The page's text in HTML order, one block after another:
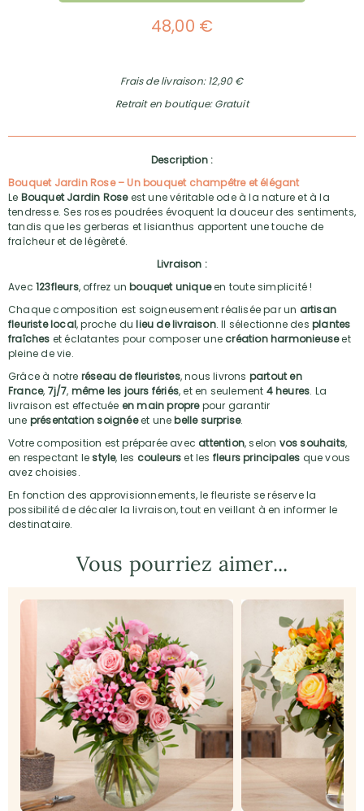
48,00 €
Frais de livraison: 12,90 €
Retrait en boutique: Gratuit
Description :
BouquetJardin Rose – Un bouquet champêtre et élégant
Le Bouquet Jardin Roseest une véritable ode à la nature et à la
tendresse. Ses roses poudrées évoquent la douceur des sentiments,
tandis que les gerberas et lisianthus apportent une touche de
fraîcheur et de légèreté.
Livraison :
Avec 123fleurs, offrez unbouquet uniqueen toute simplicité !
Chaque composition est soigneusement réalisée par un artisan
fleuriste local, proche dulieu de livraison. Il sélectionne desplantes
fraîches et éclatantes pour composer une création harmonieuseet
pleine de vie.
Grâce à notre réseau de fleuristes, nous livrons partout en
France, 7j/7, même les jours fériés, et en seulement 4 heures. La
livraison est effectuée en main proprepour garantir
une présentation soignéeet unebelle surprise.
Votre composition est préparée avec attention, selon vos souhaits,
en respectant lestyle, les couleurset les fleurs principales que vous
avez choisies.
En fonction des approvisionnements, le fleuriste se réserve la
possibilité de décaler la livraison, tout en veillant à en informer le
destinataire.
Vous pourriez aimer...